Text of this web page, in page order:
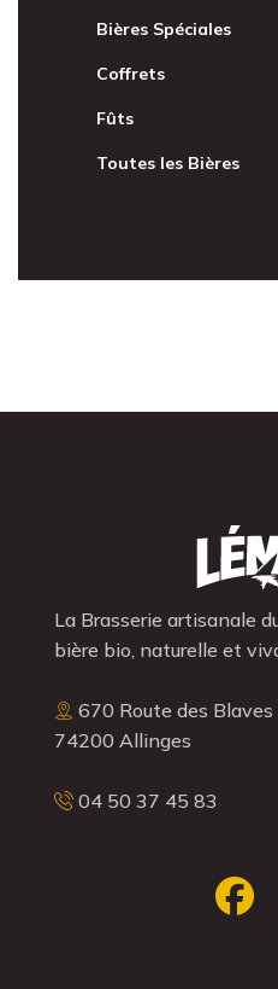
Bières Spéciales
Coffrets
Fûts
Toutes les Bières
La Brasserie artisanale
bière bio, naturelle et
670 Route des Blaves
74200 Allinges
04 50 37 45 83